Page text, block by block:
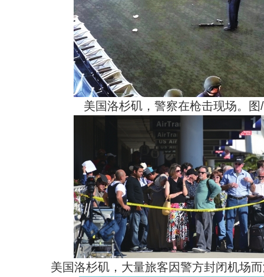
美国洛杉矶，警察在枪击现场。图
美国洛杉矶，大量旅客因警方封闭机场